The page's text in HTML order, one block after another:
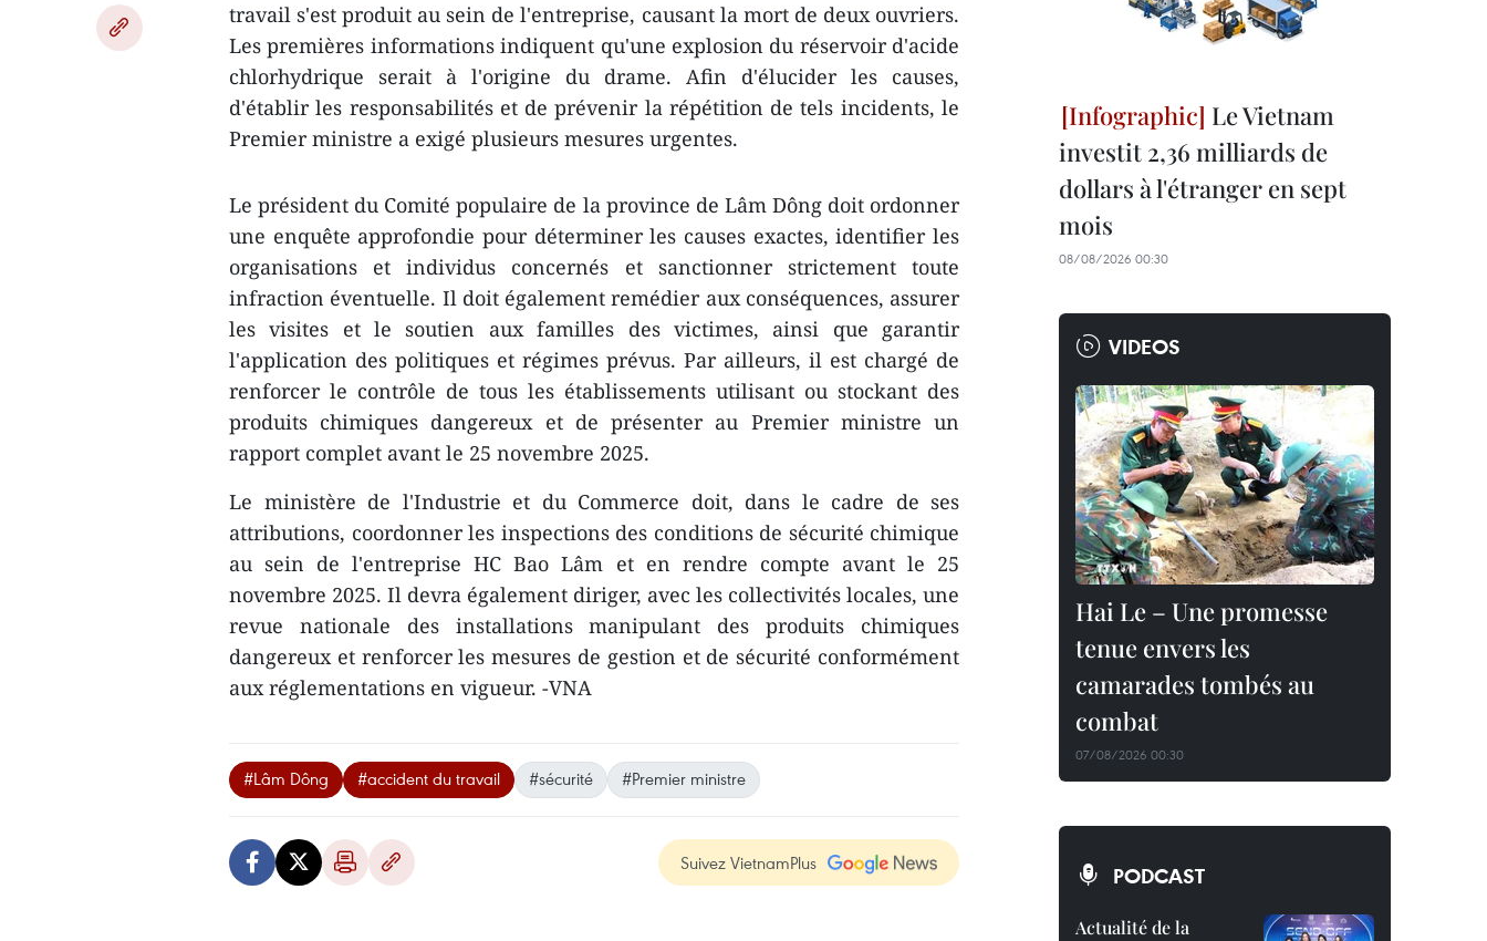
travail s'est produit au sein de l'entreprise, causant la mort de deux ouvriers.
Les premières informations indiquent qu'une explosion du réservoir d'acide
chlorhydrique serait à l'origine du drame. Afin d'élucider les causes,
d'établir les responsabilités et de prévenir la répétition de tels incidents, le
Premier ministre a exigé plusieurs mesures urgentes.
Le président du Comité populaire de la province de Lâm Dông doit ordonner
une enquête approfondie pour déterminer les causes exactes, identifier les
organisations et individus concernés et sanctionner strictement toute
infraction éventuelle. Il doit également remédier aux conséquences, assurer
les visites et le soutien aux familles des victimes, ainsi que garantir
l'application des politiques et régimes prévus. Par ailleurs, il est chargé de
renforcer le contrôle de tous les établissements utilisant ou stockant des
produits chimiques dangereux et de présenter au Premier ministre un
rapport complet avant le 25 novembre 2025.
Le ministère de l'Industrie et du Commerce doit, dans le cadre de ses
attributions, coordonner les inspections des conditions de sécurité chimique
au sein de l'entreprise HC Bao Lâm et en rendre compte avant le 25
novembre 2025. Il devra également diriger, avec les collectivités locales, une
revue nationale des installations manipulant des produits chimiques
dangereux et renforcer les mesures de gestion et de sécurité conformément
aux réglementations en vigueur. -VNA
#Lâm Dông #accident du travail #sécurité #Premier ministre
Suivez VietnamPlus
Le Vietnam
investit 2,36 milliards de
dollars à l'étranger en sept
mois
08/08/2026 00:30
VIDEOS
Hai Le – Une promesse
tenue envers les
camarades tombés au
combat
07/08/2026 00:30
PODCAST
Actualité de la